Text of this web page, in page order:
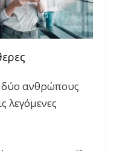
δύο ανθρώπους
λεγόμενες